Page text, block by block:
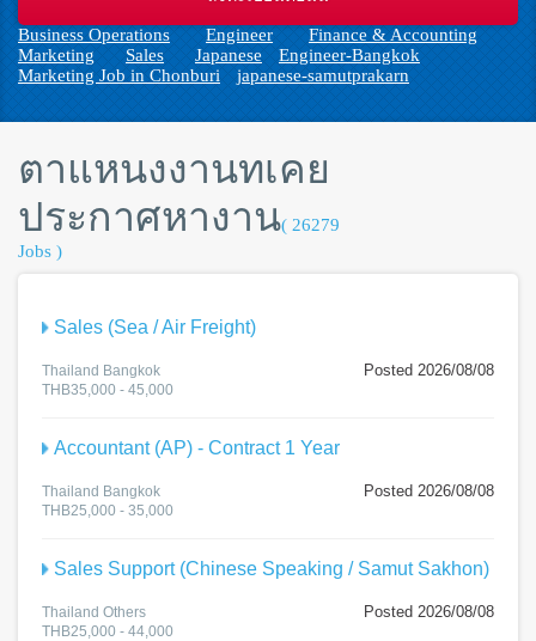
Business Operations Engineer
Finance & Accounting
Marketing
Sales Japanese
Engineer-Bangkok
Marketing Job in Chonburi
japanese-samutprakarn
ตาแหนงงานทเคย
ประกาศหางาน( 26279
Jobs )
Sales (Sea / Air Freight)
Posted 2026/08/08
Thailand Bangkok
THB35,000 - 45,000
Accountant (AP) - Contract 1 Year
Posted 2026/08/08
Thailand Bangkok
THB25,000 - 35,000
Sales Support (Chinese Speaking / Samut Sakhon)
Posted 2026/08/08
Thailand Others
THB25,000 - 44,000